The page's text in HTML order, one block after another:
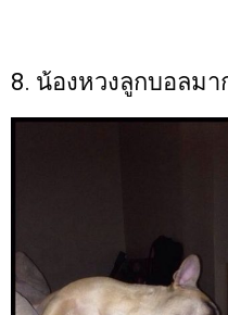
8. น้องหวงลูกบอลม